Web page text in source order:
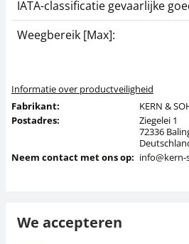
IATA-classificatie gevaarlijke
Weegbereik [Max]:
Informatie over productveiligheid
Fabrikant:
KERN &
Postadres:
Ziegelei 1
72336
Neem contact met ons op:
We accepteren